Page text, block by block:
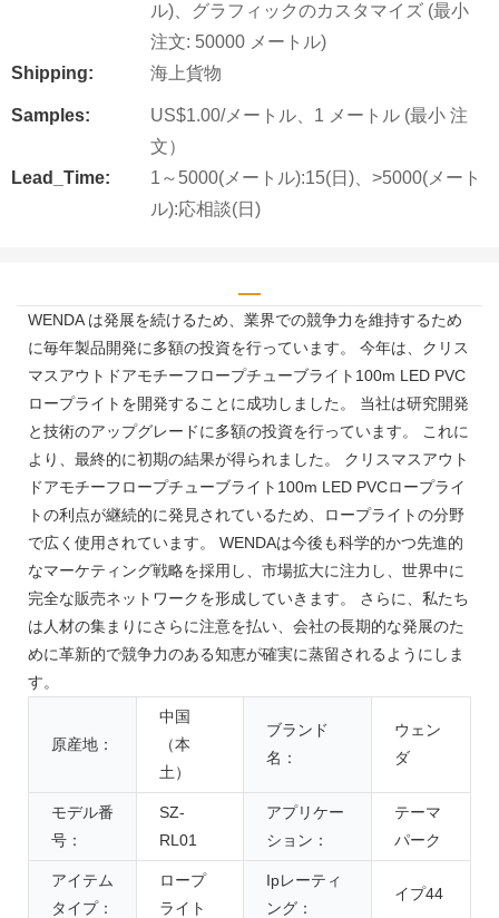
ル)、グラフィックのカスタマイズ (最小
注文: 50000 メートル)
Shipping:
海上貨物
Samples:
US$1.00/メートル、1 メートル (最小 注
文）
Lead_Time:
1～5000(メートル):15(日)、>5000(メート
ル):応相談(日)
WENDA は発展を続けるため、業界での競争力を維持するため
に毎年製品開発に多額の投資を行っています。 今年は、クリス
マスアウトドアモチーフロープチューブライト100m LED PVC
ロープライトを開発することに成功しました。 当社は研究開発
と技術のアップグレードに多額の投資を行っています。 これに
より、最終的に初期の結果が得られました。 クリスマスアウト
ドアモチーフロープチューブライト100m LED PVCロープライ
トの利点が継続的に発見されているため、ロープライトの分野
で広く使用されています。 WENDAは今後も科学的かつ先進的
なマーケティング戦略を採用し、市場拡大に注力し、世界中に
完全な販売ネットワークを形成していきます。 さらに、私たち
は人材の集まりにさらに注意を払い、会社の長期的な発展のた
めに革新的で競争力のある知恵が確実に蒸留されるようにしま
す。
原産地：
中国
（本
土）
ブランド
名：
ウェン
ダ
モデル番
号：
SZ-
RL01
アプリケー
ション：
テーマ
パーク
アイテム
タイプ：
ロープ
ライト
Ipレーティ
ング：
イプ44